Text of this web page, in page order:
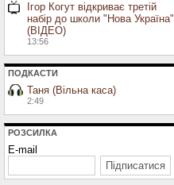
Ігор Когут відкриває третій
набір до школи "Нова Україна"
(ВІДЕО)
13:56
ПОДКАСТИ
Таня (Вільна каса)
2:49
РОЗСИЛКА
E-mail